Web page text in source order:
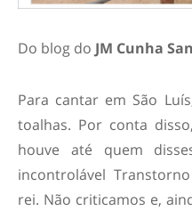
Do blog do JM Cunha
Para cantar em São
toalhas. Por conta
houve até quem
incontrolável
rei. Não criticamos e,